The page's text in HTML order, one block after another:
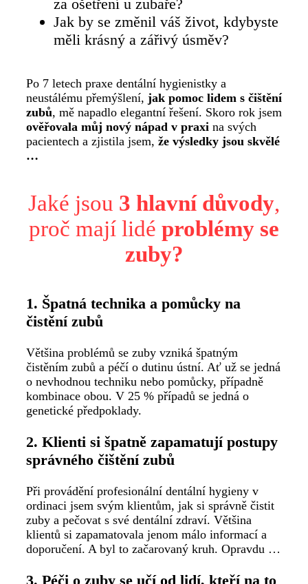
za ošetření u zubaře?
Jak by se změnil váš život, kdybyste
měli krásný a zářivý úsměv?
Po 7 letech praxe dentální hygienistky a
neustálému přemýšlení, jak pomoc lidem s čištění
zubů, mě napadlo elegantní řešení. Skoro rok jsem
ověřovala můj nový nápad v praxina svých
pacientech a zjistila jsem, že výsledky jsou skvělé
…
Jaké jsou 3 hlavní důvody,
proč mají lidé problémy se
zuby?
1. Špatná technika a pomůcky na
čistění zubů
Většina problémů se zuby vzniká špatným
čistěním zubů a péčí o dutinu ústní. Ať už se jedná
o nevhodnou techniku nebo pomůcky, případně
kombinace obou. V 25 % případů se jedná o
genetické předpoklady.
2. Klienti si špatně zapamatují postupy
správného čištění zubů
Při provádění profesionální dentální hygieny v
ordinaci jsem svým klientům, jak si správně čistit
zuby a pečovat s své dentální zdraví. Většina
klientů si zapamatovala jenom málo informací a
doporučení. A byl to začarovaný kruh. Opravdu …
3. Péči o zuby se učí od lidí, kteří na to